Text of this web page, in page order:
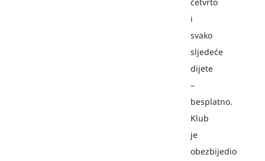
i
svako
sljedeće
dijete
–
besplatno.
Klub
je
obezbijedio